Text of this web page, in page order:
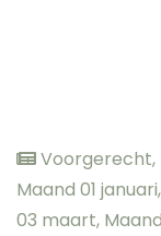
Voorgerecht,
Maand 01 januari,
03 maart,